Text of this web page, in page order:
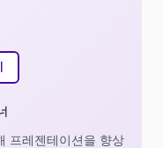
프레젠테이션을 향상